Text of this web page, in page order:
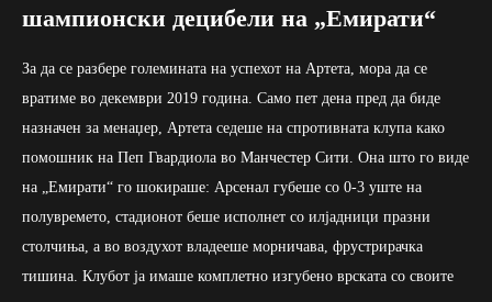
шампионски децибели на „Емирати“
За да се разбере големината на успехот на Артета, мора да се
вратиме во декември 2019 година. Само пет дена пред да биде
назначен за менаџер, Артета седеше на спротивната клупа како
помошник на Пеп Гвардиола во Манчестер Сити. Она што го виде
на „Емирати“ го шокираше: Арсенал губеше со 0-3 уште на
полувремето, стадионот беше исполнет со илјадници празни
столчиња, а во воздухот владееше морничава, фрустрирачка
тишина. Клубот ја имаше комплетно изгубено врската со своите